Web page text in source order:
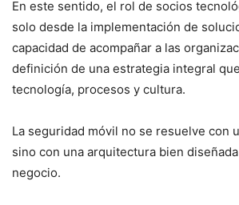
En este sentido, el rol de socios
solo desde la implementación de
capacidad de acompañar a las
definición de una estrategia integral
tecnología, procesos y cultura.
La seguridad móvil no se resuelve con
sino con una arquitectura bien
negocio.